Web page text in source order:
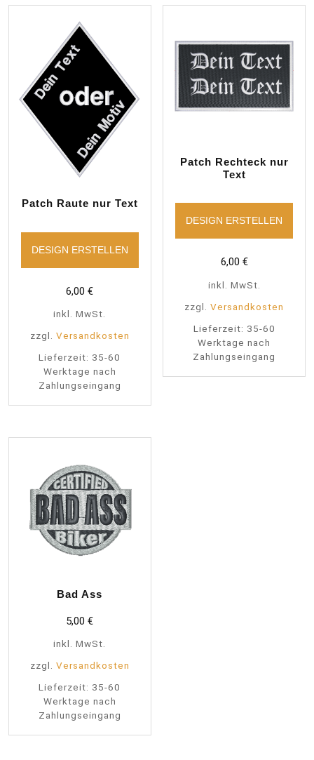
Patch Raute nur Text
DESIGN ERSTELLEN
6,00€
inkl. MwSt.
zzgl. Versandkosten
Lieferzeit: 35-60
Werktage nach
Zahlungseingang
Patch Rechteck nur
Text
DESIGN ERSTELLEN
6,00 €
inkl. MwSt.
zzgl.Versandkosten
Lieferzeit: 35-60
Werktage nach
Zahlungseingang
Bad Ass
5,00€
inkl. MwSt.
zzgl. Versandkosten
Lieferzeit: 35-60
Werktage nach
Zahlungseingang